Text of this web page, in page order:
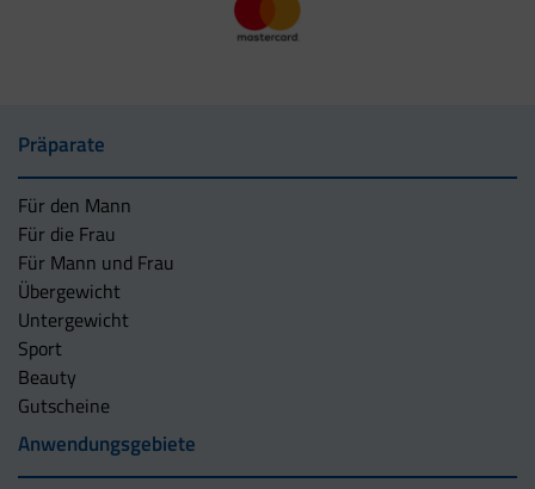
Präparate
Für den Mann
Für die Frau
Für Mann und Frau
Übergewicht
Untergewicht
Sport
Beauty
Gutscheine
Anwendungsgebiete